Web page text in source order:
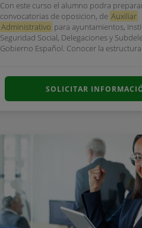
Con este curso el alumno podra
convocatorias de oposicion, de Auxiliar
Administrativo para ayuntamientos,
Seguridad Social, Delegaciones y
Gobierno Español. Conocer la
SOLICITAR